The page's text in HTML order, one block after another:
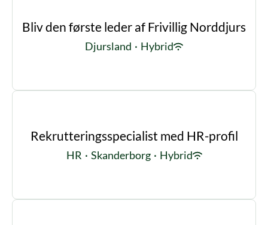
Bliv den første leder af Frivillig Norddjurs
Djursland · Hybrid
Rekrutteringsspecialist med HR-profil
HR · Skanderborg · Hybrid